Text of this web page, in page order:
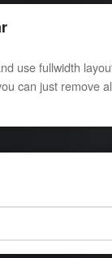
use fullwidth
can just remove